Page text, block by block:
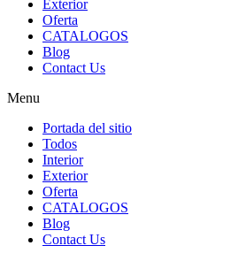
Exterior
Oferta
CATALOGOS
Blog
Contact Us
Menu
Portada del sitio
Todos
Interior
Exterior
Oferta
CATALOGOS
Blog
Contact Us